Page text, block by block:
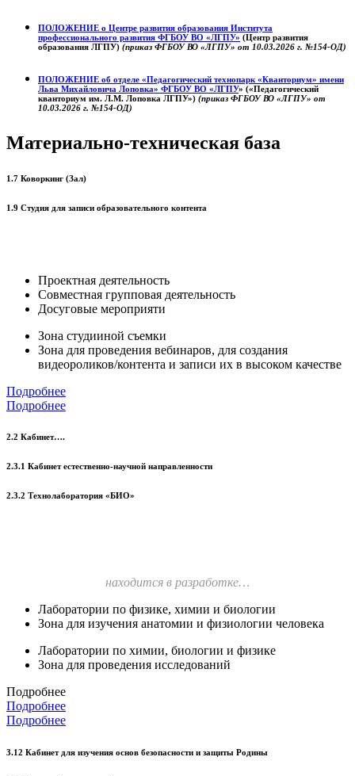
ПОЛОЖЕНИЕ о Центре развития образования Института
профессионального развития ФГБОУ ВО «ЛГПУ» (Центр развития
образования ЛГПУ) (приказ ФГБОУ ВО «ЛГПУ» от 10.03.2026 г. №154-ОД)
ПОЛОЖЕНИЕ об отделе «Педагогический технопарк «Кванториум» имени
Льва Михайловича Лоповка» ФГБОУ ВО «ЛГПУ» («Педагогический
кванториум им. Л.М. Лоповка ЛГПУ») (приказ ФГБОУ ВО «ЛГПУ» от
10.03.2026 г. №154-ОД)
Материально-техническая база
1.7 Коворкинг (Зал)
1.9 Студия для записи образовательного контента
Проектная деятельность
Совместная групповая деятельность
Досуговые мероприяти
Зона студииной съемки
Зона для проведения вебинаров, для создания
видеороликов/контента и записи их в высоком качестве
Подробнее
Подробнее
2.2 Кабинет….
2.3.1 Кабинет естественно-научной направленности
2.3.2 Технолаборатория «БИО»
находится в разработке…
Лаборатории по физике, химии и биологии
Зона для изучения анатомии и физиологии человека
Лаборатории по химии, биологии и физике
Зона для проведения исследований
Подробнее
Подробнее
Подробнее
3.12 Кабинет для изучения основ безопасности и защиты Родины